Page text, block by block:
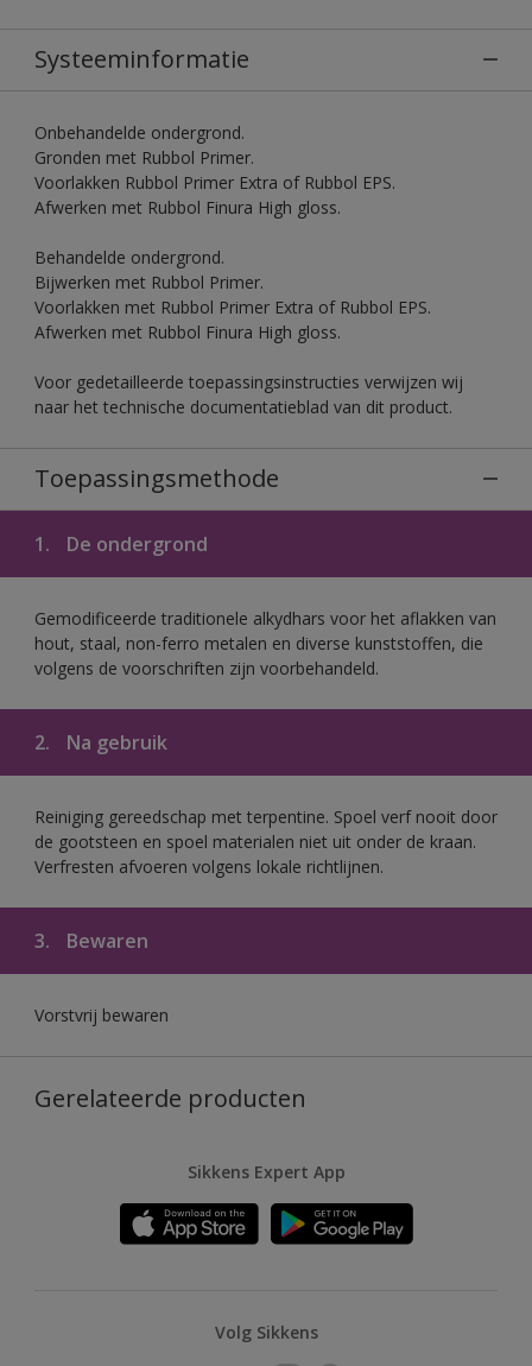
Systeeminformatie
Onbehandelde ondergrond.
Gronden met Rubbol Primer.
Voorlakken Rubbol Primer Extra of Rubbol EPS.
Afwerken met Rubbol Finura High gloss.
Behandelde ondergrond.
Bijwerken met Rubbol Primer.
Voorlakken met Rubbol Primer Extra of Rubbol EPS.
Afwerken met Rubbol Finura High gloss.
Voor gedetailleerde toepassingsinstructies verwijzen wij
naar het technische documentatieblad van dit product.
Toepassingsmethode
1. De ondergrond
Gemodificeerde traditionele alkydhars voor het aflakken van
hout, staal, non-ferro metalen en diverse kunststoffen, die
volgens de voorschriften zijn voorbehandeld.
2. Na gebruik
Reiniging gereedschap met terpentine. Spoel verf nooit door
de gootsteen en spoel materialen niet uit onder de kraan.
Verfresten afvoeren volgens lokale richtlijnen.
3. Bewaren
Vorstvrij bewaren
Gerelateerde producten
Sikkens Expert App
Volg Sikkens